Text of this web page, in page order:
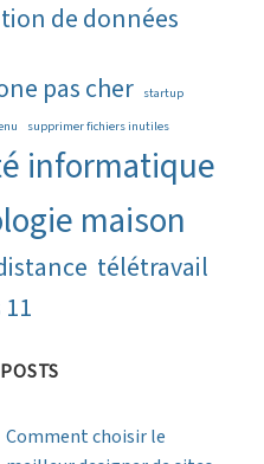
de données
pas cher startup
supprimer fichiers inutiles
informatique
maison
télétravail
Comment choisir le